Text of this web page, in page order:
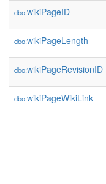
dbo:wikiPageID
dbo:wikiPageLength
dbo:wikiPageRevisionID
dbo:wikiPageWikiLink